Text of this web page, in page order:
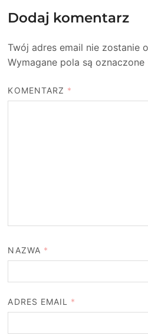
Dodaj komentarz
Twój adres email nie zostanie
Wymagane pola są oznaczone
KOMENTARZ *
NAZWA *
ADRES EMAIL *